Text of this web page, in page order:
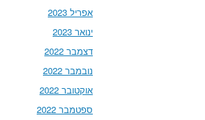
אפריל 2023
ינואר 2023
דצמבר 2022
נובמבר 2022
אוקטובר 2022
ספטמבר 2022